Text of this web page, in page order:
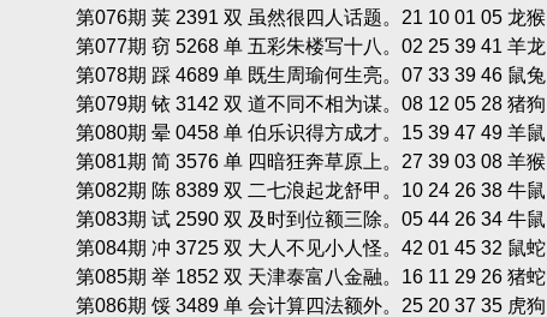
第076期 荚 2391 双 虽然很四人话题。21 10 01 05 龙猴
第077期 窃 5268 单 五彩朱楼写十八。02 25 39 41 羊龙
第078期 踩 4689 单 既生周瑜何生亮。07 33 39 46 鼠兔
第079期 铱 3142 双 道不同不相为谋。08 12 05 28 猪狗
第080期 晕 0458 单 伯乐识得方成才。15 39 47 49 羊鼠
第081期 简 3576 单 四暗狂奔草原上。27 39 03 08 羊猴
第082期 陈 8389 双 二七浪起龙舒甲。10 24 26 38 牛鼠
第083期 试 2590 双 及时到位额三除。05 44 26 34 牛鼠
第084期 冲 3725 双 大人不见小人怪。42 01 45 32 鼠蛇
第085期 举 1852 双 天津泰富八金融。16 11 29 26 猪蛇
第086期 馁 3489 单 会计算四法额外。25 20 37 35 虎狗